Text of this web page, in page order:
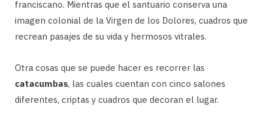
franciscano. Mientras que el santuario conserva una
imagen colonial de la Virgen de los Dolores, cuadros que
recrean pasajes de su vida y hermosos vitrales.
Otra cosas que se puede hacer es recorrer las
catacumbas, las cuales cuentan con cinco salones
diferentes, criptas y cuadros que decoran el lugar.